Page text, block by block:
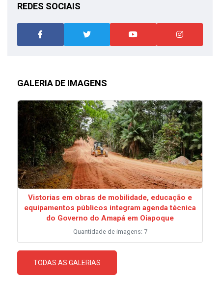
REDES SOCIAIS
GALERIA DE IMAGENS
Vistorias em obras de mobilidade, educação e
equipamentos públicos integram agenda técnica
do Governo do Amapá em Oiapoque
Quantidade de imagens: 7
TODAS AS GALERIAS